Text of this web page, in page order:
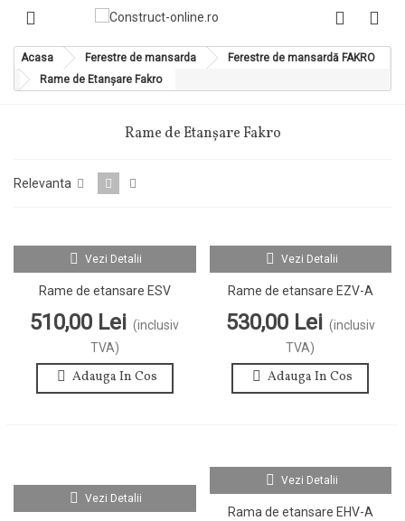
Acasa Ferestre de mansarda
Ferestre de mansardă FAKRO
Rame de Etanșare Fakro
Rame de Etanșare Fakro
Relevanta
Vezi Detalii
Rame de etansare ESV
510,00 Lei (inclusiv
TVA)
Adauga In Cos
Vezi Detalii
Rame de etansare EZV-A
530,00 Lei (inclusiv
TVA)
Adauga In Cos
Vezi Detalii
Vezi Detalii
Rama de etansare EHV-A